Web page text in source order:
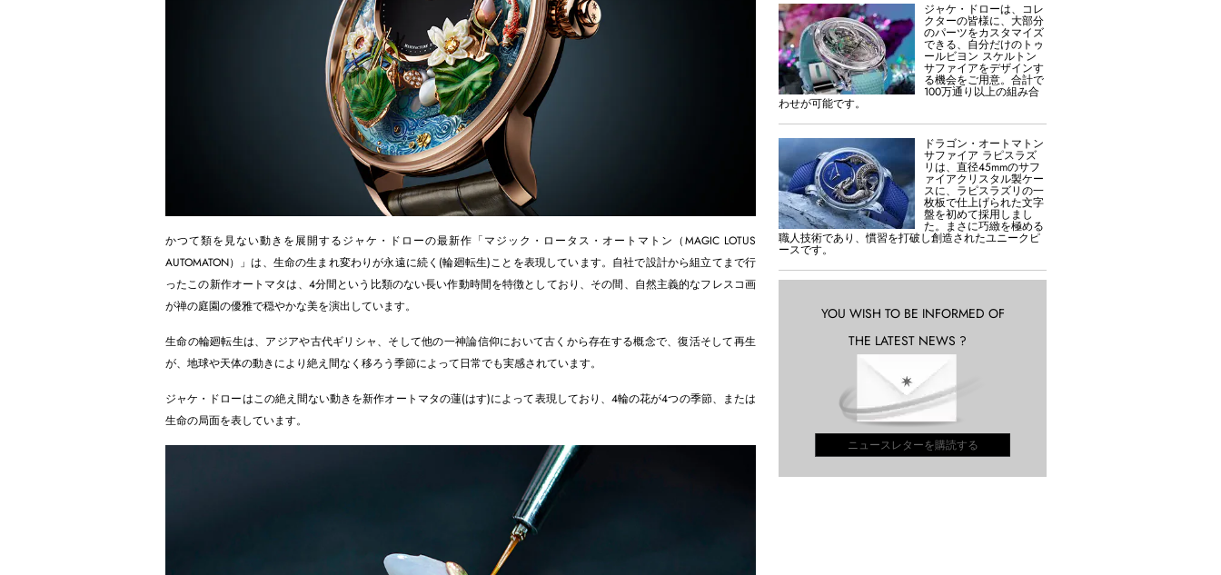
かつて類を見ない動きを展開するジャケ・ドローの最新作「マジック・ロータス・オートマトン（MAGIC LOTUS
AUTOMATON）」は、生命の生まれ変わりが永遠に続く(輪廻転生)ことを表現しています。自社で設計から組立てまで行
ったこの新作オートマタは、4分間という比類のない長い作動時間を特徴としており、その間、自然主義的なフレスコ画
が禅の庭園の優雅で穏やかな美を演出しています。
生命の輪廻転生は、アジアや古代ギリシャ、そして他の一神論信仰において古くから存在する概念で、復活そして再生
が、地球や天体の動きにより絶え間なく移ろう季節によって日常でも実感されています。
ジャケ・ドローはこの絶え間ない動きを新作オートマタの蓮(はす)によって表現しており、4輪の花が4つの季節、または
生命の局面を表しています。
ジャケ・ドローは、コレ
クターの皆様に、大部分
のパーツをカスタマイズ
できる、自分だけのトゥ
ールビヨン スケルトン
サファイアをデザインす
る機会をご用意。合計で
100万通り以上の組み合
わせが可能です。
ドラゴン・オートマトン
サファイア ラピスラズ
リは、直径45mmのサフ
ァイアクリスタル製ケー
スに、ラピスラズリの一
枚板で仕上げられた文字
盤を初めて採用しまし
た。まさに巧緻を極める
職人技術であり、慣習を打破し創造されたユニークピ
ースです。
YOU WISH TO BE INFORMED OF
THE LATEST NEWS ?
ニュースレターを購読する